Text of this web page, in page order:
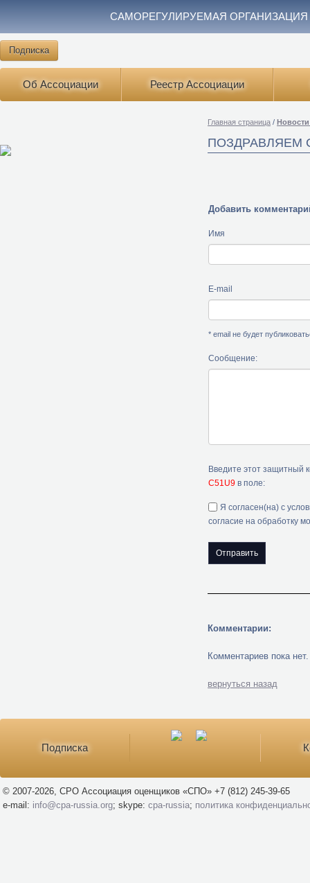
САМОРЕГУЛИРУЕМАЯ
Подписка
Об Ассоциации Реестр Ассоциации
Главная страница /
ПОЗДРАВЛЯЕМ
Добавить
Имя
E-mail
* email не будет
Сообщение:
Введите этот защитный
C51U9 в поле:
Я согласен(на) с
согласие на обработку
Комментарии:
Комментариев пока нет.
вернуться назад
Подписка
© 2007-2026, СРО Ассоциация оценщиков «СПО» +7 (812) 245-39-65
e-mail: info@cpa-russia.org; skype: cpa-russia; политика